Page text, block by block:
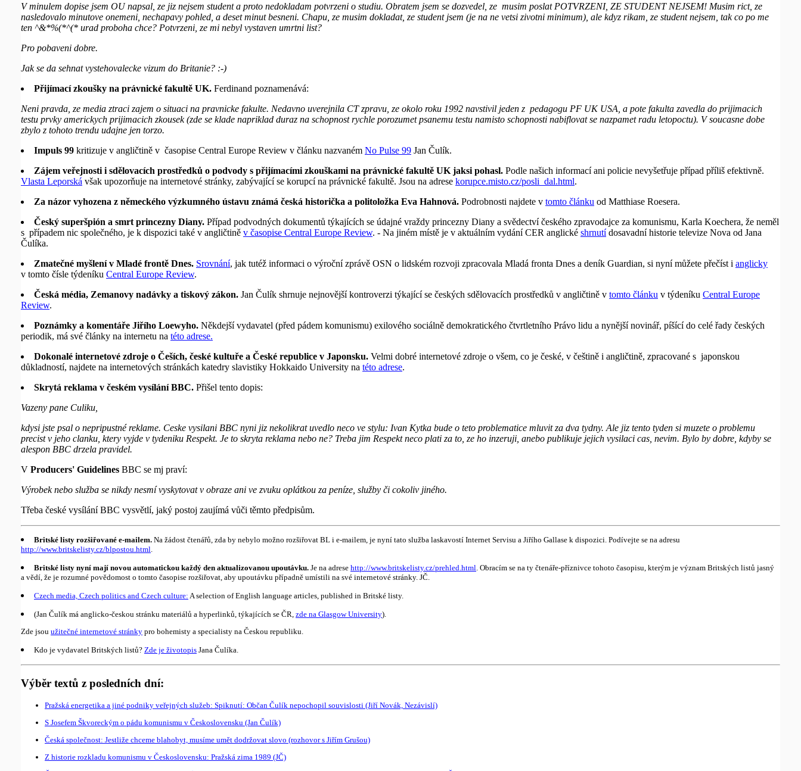
V minulem dopise jsem OU napsal, ze jiz nejsem student a proto nedokladam potvrzeni o studiu. Obratem jsem se dozvedel, ze musim poslat POTVRZENI, ZE STUDENT NEJSEM! Musim rict, ze
nasledovalo minutove onemeni, nechapavy pohled, a deset minut besneni. Chapu, ze musim dokladat, ze student jsem (je na ne vetsi zivotni minimum), ale kdyz rikam, ze student nejsem, tak co po me
ten ^&*%(*^(* urad proboha chce? Potvrzeni, ze mi nebyl vystaven umrtni list?
Pro pobaveni dobre.
Jak se da sehnat vystehovalecke vizum do Britanie? :-)
Přijímací zkoušky na právnické fakultě UK. Ferdinand poznamenává:
Neni pravda, ze media ztraci zajem o situaci na pravnicke fakulte. Nedavno uverejnila CT zpravu, ze okolo roku 1992 navstivil jeden z pedagogu PF UK USA, a pote fakulta zavedla do prijimacich
testu prvky americkych prijimacich zkousek (zde se klade napriklad duraz na schopnost rychle porozumet psanemu testu namisto schopnosti nabiflovat se nazpamet radu letopoctu). V soucasne dobe
zbylo z tohoto trendu udajne jen torzo.
Impuls 99 kritizuje v angličtině v časopise Central Europe Review v článku nazvaném No Pulse 99 Jan Čulík.
Zájem veřejnosti i sdělovacích prostředků o podvody s přijímacími zkouškami na právnické fakultě UK jaksi pohasl. Podle našich informací ani policie nevyšetřuje případ příliš efektivně.
Vlasta Leporská však upozorňuje na internetové stránky, zabývající se korupcí na právnické fakultě. Jsou na adrese korupce.misto.cz/posli_dal.html.
Za názor vyhozena z německého výzkumného ústavu známá česká historička a politoložka Eva Hahnová. Podrobnosti najdete v tomto článku od Matthiase Roesera.
Český superšpión a smrt princezny Diany. Případ podvodných dokumentů týkajících se údajné vraždy princezny Diany a svědectví českého zpravodajce za komunismu, Karla Koechera, že neměl
s případem nic společného, je k dispozici také v angličtině v časopise Central Europe Review. - Na jiném místě je v aktuálním vydání CER anglické shrnutídosavadní historie televize Nova od Jana
Čulíka.
Zmatečné myšlení v Mladé frontě Dnes. Srovnání, jak tutéž informaci o výroční zprávě OSN o lidském rozvoji zpracovala Mladá fronta Dnes a deník Guardian, si nyní můžete přečíst i anglicky
v tomto čísle týdeníku Central Europe Review.
Česká média, Zemanovy nadávky a tiskový zákon. Jan Čulík shrnuje nejnovější kontroverzi týkající se českých sdělovacích prostředků v angličtině v tomto článku v týdeníku Central Europe
Review.
Poznámky a komentáře Jiřího Loewyho. Někdejší vydavatel (před pádem komunismu) exilového sociálně demokratického čtvrtletního Právo lidu a nynější novinář, píšící do celé řady českých
periodik, má své články na internetu na této adrese.
Dokonalé internetové zdroje o Češích, české kultuře a České republice v Japonsku. Velmi dobré internetové zdroje o všem, co je české, v češtině i angličtině, zpracované s japonskou
důkladností, najdete na internetových stránkách katedry slavistiky Hokkaido University na této adrese.
Skrytá reklama v českém vysílání BBC. Přišel tento dopis:
Vazeny pane Culiku,
kdysi jste psal o nepripustné reklame. Ceske vysilani BBC nyni jiz nekolikrat uvedlo neco ve stylu: Ivan Kytka bude o teto problematice mluvit za dva tydny. Ale jiz tento tyden si muzete o problemu
precist v jeho clanku, ktery vyjde v tydeniku Respekt. Je to skryta reklama nebo ne? Treba jim Respekt neco plati za to, ze ho inzeruji, anebo publikuje jejich vysilaci cas, nevim. Bylo by dobre, kdyby se
alespon BBC drzela pravidel.
V Producers' Guidelines BBC se mj praví:
Výrobek nebo služba se nikdy nesmí vyskytovat v obraze ani ve zvuku oplátkou za peníze, služby či cokoliv jiného.
Třeba české vysílání BBC vysvětlí, jaký postoj zaujímá vůči těmto předpisům.
Britské listy rozšiřované e-mailem. Na žádost čtenářů, zda by nebylo možno rozšiřovat BL i e-mailem, je nyní tato služba laskavostí Internet Servisu a Jiřího Gallase k dispozici. Podívejte se na adresu
http://www.britskelisty.cz/blpostou.html
Britské listy nyní mají novou automatickou každý den aktualizovanou upoutávku. Je na adrese http://www.britskelisty.cz/prehled.html . Obracím se na ty čtenáře-příznivce tohoto časopisu, kterým je význam Britských listů jasný
a vědí, že je rozumné povědomost o tomto časopise rozšiřovat, aby upoutávku případně umístili na své internetové stránky. JČ.
Czech media, Czech politics and Czech culture: A selection of English language articles, published in Britské listy.
(Jan Čulík má anglicko-českou stránku materiálů a hyperlinků, týkajících se ČR, zde na Glasgow University).
Zde jsou užitečné internetové stránky pro bohemisty a specialisty na Českou republiku.
Kdo je vydavatel Britských listů? Zde je životopis Jana Čulíka.
Výběr textů z posledních dní:
Pražská energetika a jiné podniky veřejných služeb: Spiknutí: Občan Čulík nepochopil souvislosti (Jiří Novák, Nezávislí)
S Josefem Škvoreckým o pádu komunismu v Československu (Jan Čulík)
Česká společnost: Jestliže chceme blahobyt, musíme umět dodržovat slovo (rozhovor s Jiřím Grušou)
Z historie rozkladu komunismu v Československu: Pražská zima 1989 (JČ)